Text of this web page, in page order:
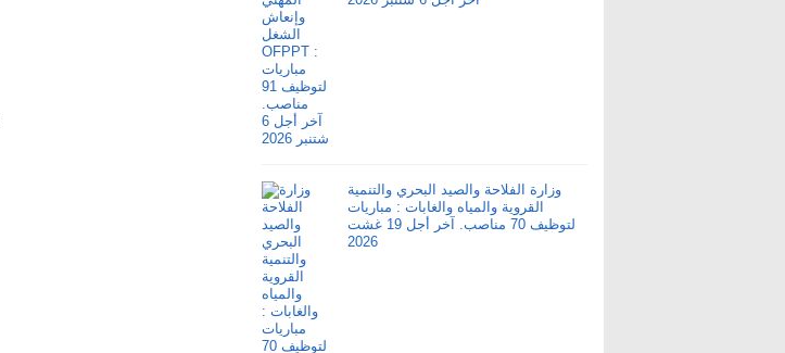
وزارة الفلاحة والصيد البحري والتنمية
القروية والمياه والغابات : مباريات
لتوظيف 70 مناصب. آخر أجل 19 غشت
2026